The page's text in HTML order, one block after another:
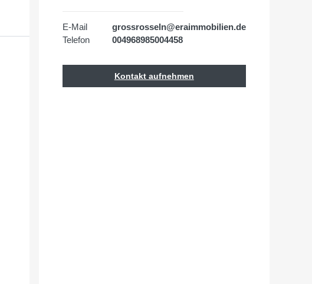
E-Mail
grossrosseln@eraimmobilien.de
Telefon
004968985004458
Kontakt aufnehmen